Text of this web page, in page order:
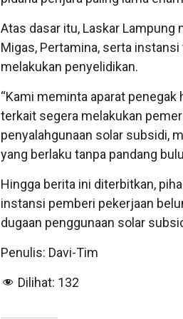
Atas dasar itu, Laskar Lampung
Migas, Pertamina, serta
melakukan penyelidikan.
“Kami meminta aparat
terkait segera melakukan
penyalahgunaan solar subsidi,
yang berlaku tanpa pandang
Hingga berita ini diterbitkan,
instansi pemberi pekerjaan
dugaan penggunaan solar
Penulis: Davi-Tim
Dilihat: 132